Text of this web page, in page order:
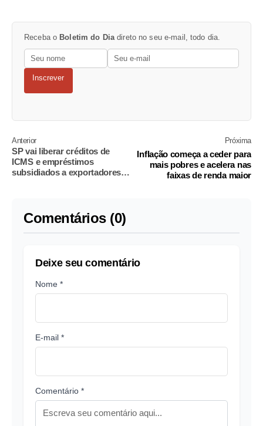
Receba o Boletim do Dia direto no seu e-mail, todo dia.
Inscrever
Anterior
SP vai liberar créditos de
ICMS e empréstimos
subsidiados a exportadores,
Próxima
Inflação começa a ceder para
mais pobres e acelera nas
faixas de renda maior
Comentários (0)
Deixe seu comentário
Nome *
E-mail *
Comentário *